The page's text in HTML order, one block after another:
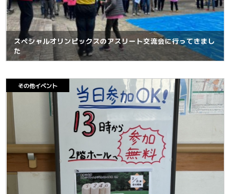
スペシャルオリンピックスのアスリート交流会に行ってきまし
た
その他イベント